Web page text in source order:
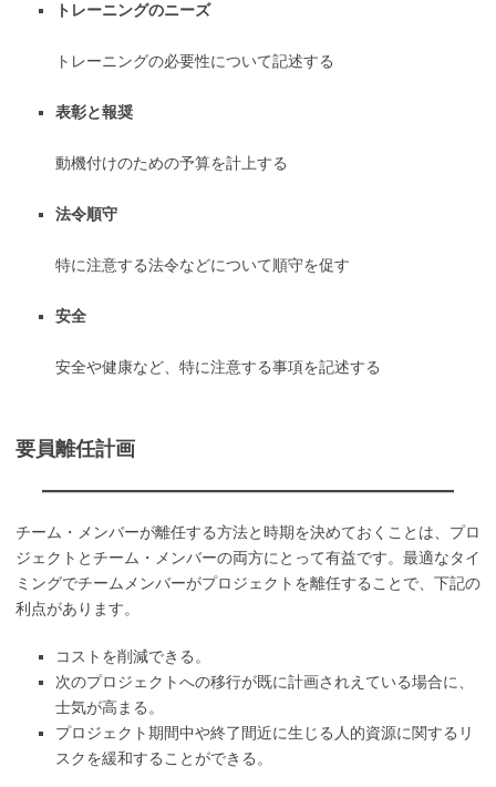
トレーニングのニーズ
トレーニングの必要性について記述する
表彰と報奨
動機付けのための予算を計上する
法令順守
特に注意する法令などについて順守を促す
安全
安全や健康など、特に注意する事項を記述する
要員離任計画
チーム・メンバーが離任する方法と時期を決めておくことは、プロ
ジェクトとチーム・メンバーの両方にとって有益です。最適なタイ
ミングでチームメンバーがプロジェクトを離任することで、下記の
利点があります。
コストを削減できる。
次のプロジェクトへの移行が既に計画されえている場合に、
士気が高まる。
プロジェクト期間中や終了間近に生じる人的資源に関するリ
スクを緩和することができる。